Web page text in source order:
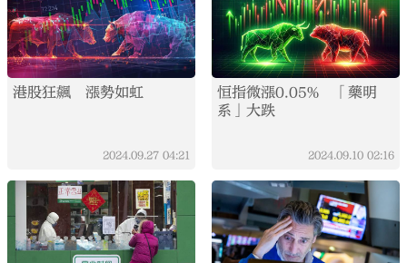
港股狂飆 漲勢如虹
2024.09.27 04:21
恒指微漲0.05% 「藥明
系」大跌
2024.09.10 02:16